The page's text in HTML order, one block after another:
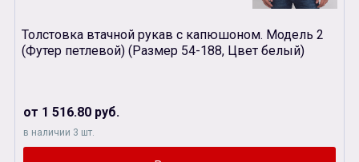
Толстовка втачной рукав с капюшоном. Модель 2
(Футер петлевой) (Размер 54-188, Цвет белый)
от 1 516.80 руб.
в наличии 3 шт.